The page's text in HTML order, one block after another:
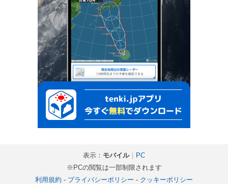
表示： モバイル｜
PC
※PCの閲覧は一部制限されます
利用規約 - プライバシーポリシー - クッキーポリシー